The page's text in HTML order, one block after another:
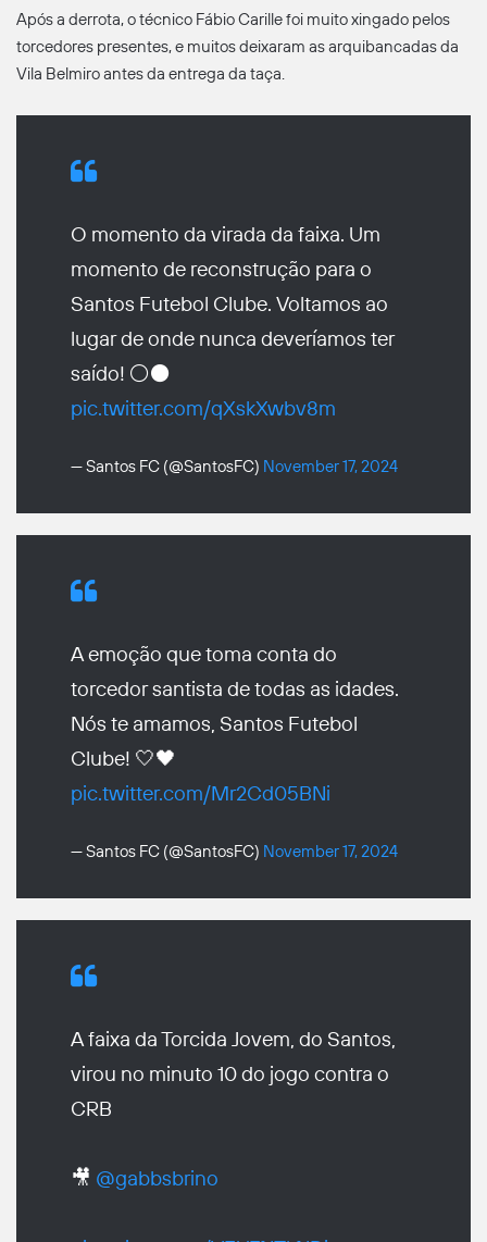
Após a derrota, o técnico Fábio Carille foi muito xingado pelos
torcedores presentes, e muitos deixaram as arquibancadas da
Vila Belmiro antes da entrega da taça.
O momento da virada da faixa. Um
momento de reconstrução para o
Santos Futebol Clube. Voltamos ao
lugar de onde nunca deveríamos ter
saído! ⚪⚫
pic.twitter.com/qXskXwbv8m
— Santos FC (@SantosFC) November 17, 2024
A emoção que toma conta do
torcedor santista de todas as idades.
Nós te amamos, Santos Futebol
Clube! 🤍🖤
pic.twitter.com/Mr2Cd05BNi
— Santos FC (@SantosFC) November 17, 2024
A faixa da Torcida Jovem, do Santos,
virou no minuto 10 do jogo contra o
CRB
🎥 @gabbsbrino